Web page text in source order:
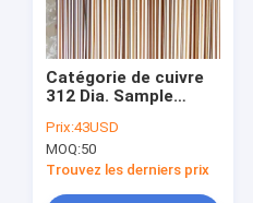
Catégorie de cuivre
312 Dia. Sample
de béryllium 1
morceau
Prix:43USD
MOQ:50
Trouvez les derniers prix